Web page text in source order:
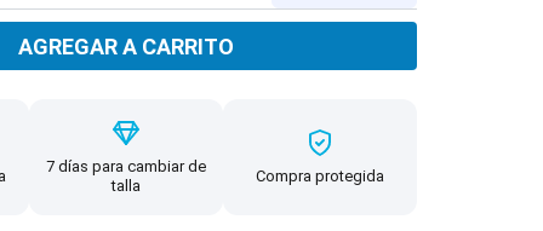
AGREGAR A CARRITO
7 días para cambiar de
talla
Compra protegida